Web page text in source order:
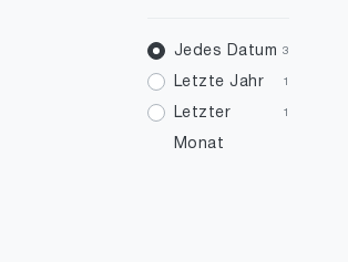
Jedes Datum 3
Letzte Jahr 1
Letzter
Monat
1